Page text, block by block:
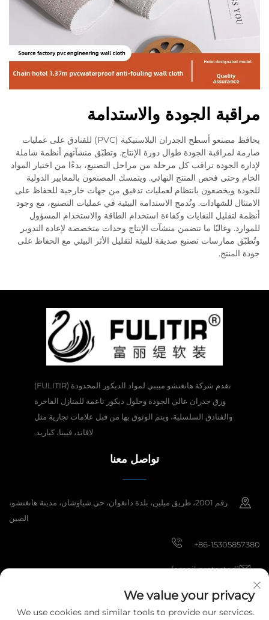
مراقبة الجودة والاستدامة
يحافظ مصنعو أسطح الجدران البلاستيكية (PVC) للفنادق على عمليات
صارمة لمراقبة الجودة طوال دورة الإنتاج. وتطبّق منشآتهم أنظمة شاملة
لإدارة الجودة تراقب كل مرحلة من مراحل التصنيع، بدءًا من اختيار المواد
الخام وحتى فحص المنتج النهائي. ويتمسك المصنعون بالمعايير الدولية
للجودة ويخضعون بانتظام لعمليات تدقيق من جهات خارجية للحفاظ على
الامتثال للشهادات. وتُدمج الاستدامة البيئية في عمليات التصنيع، مع وجود
أنظمة لتقليل النفايات وكفاءة استخدام الطاقة والاستخدام المسؤول
للموارد. وغالبًا ما تتضمن منشآت الإنتاج وحدات متخصصة لإعادة التدوير
وتُطبّق ممارسات تصنيع صديقة للبيئة لتقليل الأثر البيئي مع الحفاظ على
جودة المنتج.
تقدم شركة هانغتشو مييبي لمواد الديكور المحدودة (FULITIR)
ورق جدران عالي الجودة وحلول ديكور ناعمة للمنازل الفاخرة
والفنادق السلسلية، ويتم الوثوق بها من قبل علامات تجارية مثل
لافاند، فيينا، كياريد.
تواصل معنا
رقم 2001، طريق ميلين، بلدة دانغوان، حي شياوشان، مدينة هانغتشو،
الصين
+86-15305857380
[email protected]
We value your privacy
We use cookies and similar tools to provide our services.